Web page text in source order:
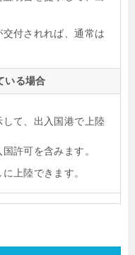
付されれば、通常は
る場合
て、出入国港で上陸
許可を含みます。
上陸できます。